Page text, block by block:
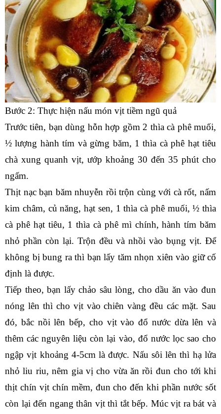
Bước 2: Thực hiện nấu món vịt tiềm ngũ quả
Trước tiên, bạn dùng hỗn hợp gồm 2 thìa cà phê muối,
½ lượng hành tím và gừng băm, 1 thìa cà phê hạt tiêu
chà xung quanh vịt, ướp khoảng 30 đến 35 phút cho
ngấm.
Thịt nạc bạn băm nhuyễn rồi trộn cùng với cà rốt, nấm
kim châm, củ năng, hạt sen, 1 thìa cà phê muối, ½ thìa
cà phê hạt tiêu, 1 thìa cà phê mì chính, hành tím băm
nhỏ phần còn lại. Trộn đều và nhồi vào bụng vịt. Để
không bị bung ra thì bạn lấy tăm nhọn xiên vào giữ cố
định là được.
Tiếp theo, bạn lấy chảo sâu lòng, cho dầu ăn vào đun
nóng lên thì cho vịt vào chiên vàng đều các mặt. Sau
đó, bắc nồi lên bếp, cho vịt vào đổ nước dừa lên và
thêm các nguyên liệu còn lại vào, đổ nước lọc sao cho
ngập vịt khoảng 4-5cm là được. Nấu sôi lên thì hạ lửa
nhỏ liu riu, nêm gia vị cho vừa ăn rồi đun cho tới khi
thịt chín vịt chín mềm, đun cho đến khi phần nước sốt
còn lại đến ngang thân vịt thì tắt bếp. Múc vịt ra bát và